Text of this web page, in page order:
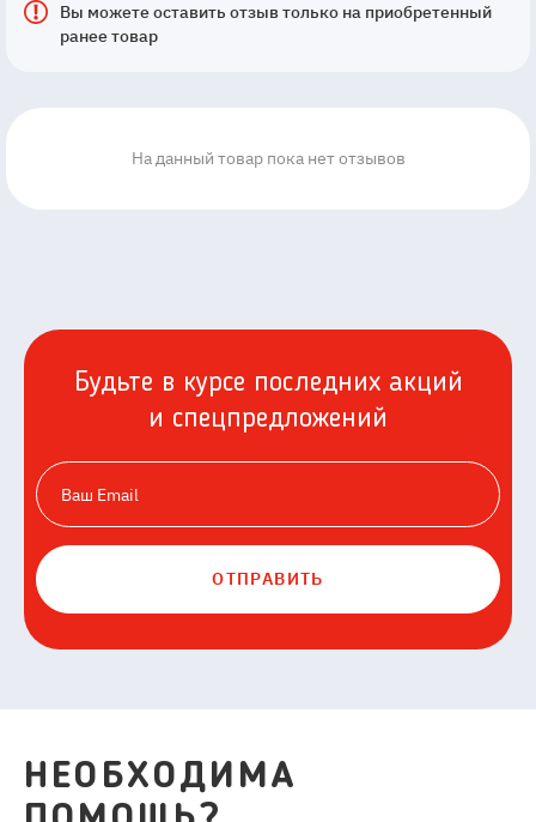
Вы можете оставить отзыв только на приобретенный
ранее товар
На данный товар пока нет отзывов
Будьте в курсе последних акций
и спецпредложений
ОТПРАВИТЬ
НЕОБХОДИМА